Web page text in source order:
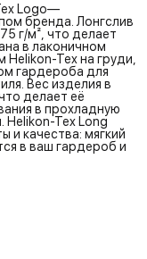
Logo—
бренда. Лонгслив
г/м², что делает
в лаконичном
Tex на груди,
гардероба для
Вес изделия в
делает её
в прохладную
Helikon-Tex Long
и качества: мягкий
в ваш гардероб и